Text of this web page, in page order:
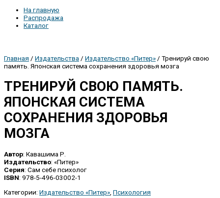
На главную
Распродажа
Каталог
Главная / Издательства / Издательство «Питер» / Тренируй свою
память. Японская система сохранения здоровья мозга
ТРЕНИРУЙ СВОЮ ПАМЯТЬ.
ЯПОНСКАЯ СИСТЕМА
СОХРАНЕНИЯ ЗДОРОВЬЯ
МОЗГА
Автор: Кавашима Р.
Издательство: «Питер»
Серия: Сам себе психолог
ISBN: 978-5-496-03002-1
Категории: Издательство «Питер» Психология